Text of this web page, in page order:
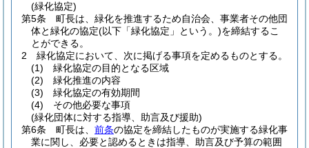
(緑化協定)
第5条
町長は、緑化を推進するため自治会、事業者その他団
体と緑化の協定(以下「緑化協定」という。)を締結するこ
とができる。
2
緑化協定において、次に掲げる事項を定めるものとする。
(1)
緑化協定の目的となる区域
(2)
緑化推進の内容
(3)
緑化協定の有効期間
(4)
その他必要な事項
(緑化団体に対する指導、助言及び援助)
第6条
町長は、 前条の協定を締結したものが実施する緑化事
業に関し、必要と認めるときは指導、助言及び予算の範囲